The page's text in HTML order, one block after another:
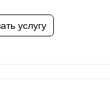
услугу